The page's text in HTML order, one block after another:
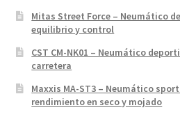
Mitas Street Force – Neumático
equilibrio y control
CST CM-NK01 – Neumático
carretera
Maxxis MA-ST3 – Neumático
rendimiento en seco y mojado